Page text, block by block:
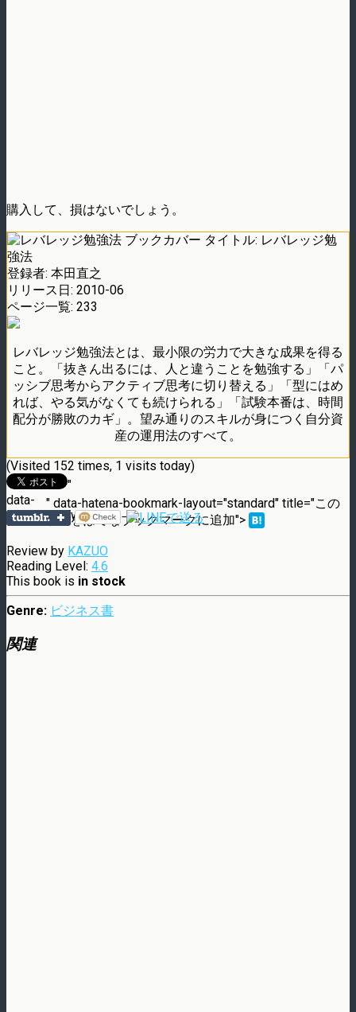
購入して、損はないでしょう。
タイトル: レバレッジ勉
強法
登録者: 本田直之
リリース日: 2010-06
ページ一覧: 233
レバレッジ勉強法とは、最小限の労力で大きな成果を得る
こと。「抜きん出るには、人と違うことを勉強する」「パ
ッシブ思考からアクティブ思考に切り替える」「型にはめ
れば、やる気がなくても続けられる」「試験本番は、時間
配分が勝敗のカギ」。望み通りのスキルが身につく自分資
産の運用法のすべて。
(Visited 152 times, 1 visits today)
"
data-
lang="en">Tweet
" data-hatena-bookmark-layout="standard" title="この
エントリーをはてなブックマークに追加">
Review by KAZUO
Reading Level: 4.6
This book is in stock
Genre: ビジネス書
関連